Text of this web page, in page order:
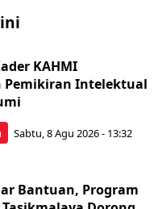
KAHMI
Pemikiran Intelektual
Sabtu, 8 Agu 2026 - 13:32
Bantuan, Program